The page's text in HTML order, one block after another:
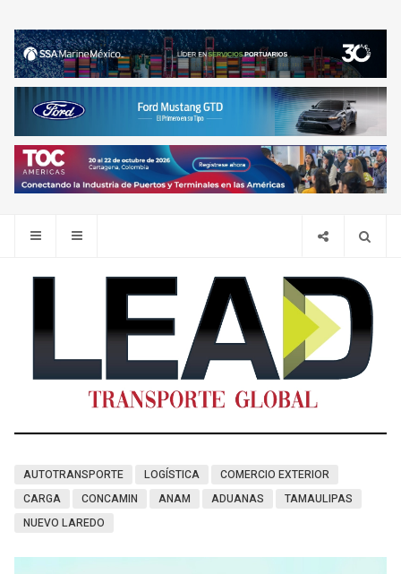
AUTOTRANSPORTE LOGÍSTICA
COMERCIO EXTERIOR
CARGA
CONCAMIN ANAM ADUANAS
TAMAULIPAS
NUEVO LAREDO